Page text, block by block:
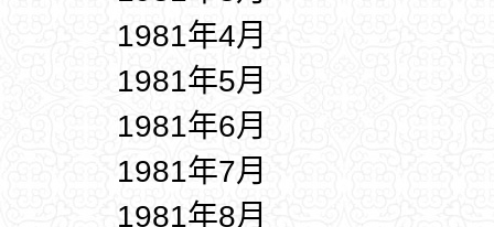
1981年4月
1981年5月
1981年6月
1981年7月
1981年8月